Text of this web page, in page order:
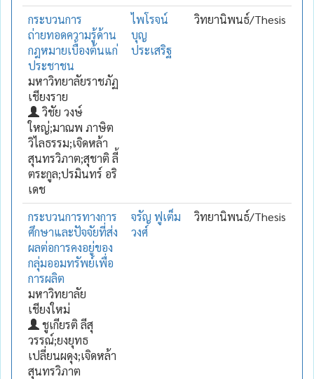
กระบวนการ
ถ่ายทอดความรู้ด้าน
กฎหมายเบื้องต้นแก่
ประชาชน
มหาวิทยาลัยราชภัฏ
เชียงราย
วิชัย วงษ์
ใหญ่;มาณพ ภาษิต
วิไลธรรม;เจิดหล้า
สุนทรวิภาต;สุชาติ ลี้
ตระกูล;ปรมินทร์ อริ
เดช
ไพโรจน์
บุญ
ประเสริฐ
วิทยานิพนธ์/Thesis
กระบวนการทางการ
ศึกษาและปัจจัยที่ส่ง
ผลต่อการคงอยู่ของ
กลุ่มออมทรัพย์เพื่อ
การผลิต
มหาวิทยาลัย
เชียงใหม่
ชูเกียรติ ลีสุ
วรรณ์;ยงยุทธ
เปลี่ยนผดุง;เจิดหล้า
สุนทรวิภาต
จรัญ ฟูเต็ม
วงศ์
วิทยานิพนธ์/Thesis